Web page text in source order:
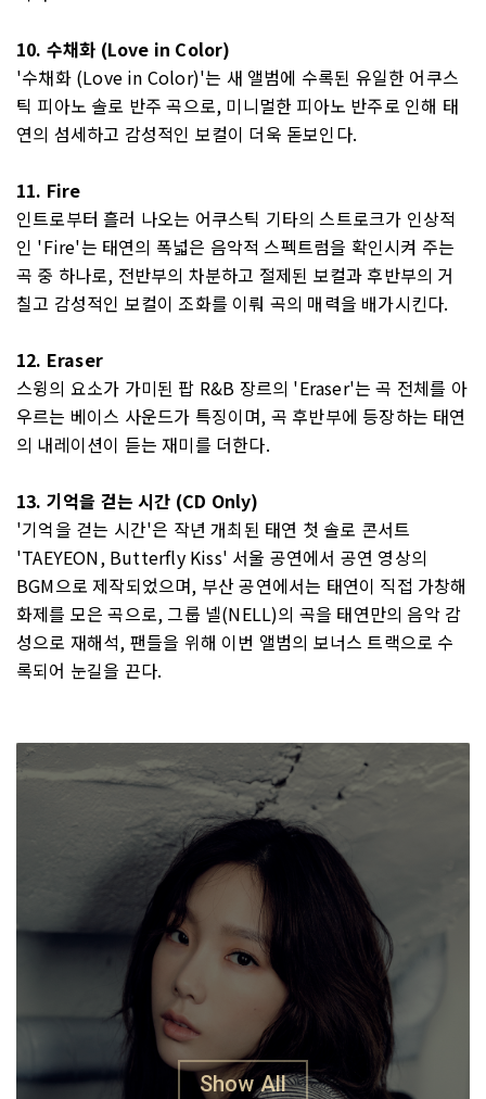
10. 수채화 (Love in Color)
'수채화 (Love in Color)'는 새 앨범에 수록된 유일한 어쿠스
틱 피아노 솔로 반주 곡으로, 미니멀한 피아노 반주로 인해 태
연의 섬세하고 감성적인 보컬이 더욱 돋보인다.
11. Fire
인트로부터 흘러 나오는 어쿠스틱 기타의 스트로크가 인상적
인 'Fire'는 태연의 폭넓은 음악적 스펙트럼을 확인시켜 주는
곡 중 하나로, 전반부의 차분하고 절제된 보컬과 후반부의 거
칠고 감성적인 보컬이 조화를 이뤄 곡의 매력을 배가시킨다.
12. Eraser
스윙의 요소가 가미된 팝 R&B 장르의 'Eraser'는 곡 전체를 아
우르는 베이스 사운드가 특징이며, 곡 후반부에 등장하는 태연
의 내레이션이 듣는 재미를 더한다.
13. 기억을 걷는 시간 (CD Only)
'기억을 걷는 시간'은 작년 개최된 태연 첫 솔로 콘서트
'TAEYEON, Butterfly Kiss' 서울 공연에서 공연 영상의
BGM으로 제작되었으며, 부산 공연에서는 태연이 직접 가창해
화제를 모은 곡으로, 그룹 넬(NELL)의 곡을 태연만의 음악 감
성으로 재해석, 팬들을 위해 이번 앨범의 보너스 트랙으로 수
록되어 눈길을 끈다.